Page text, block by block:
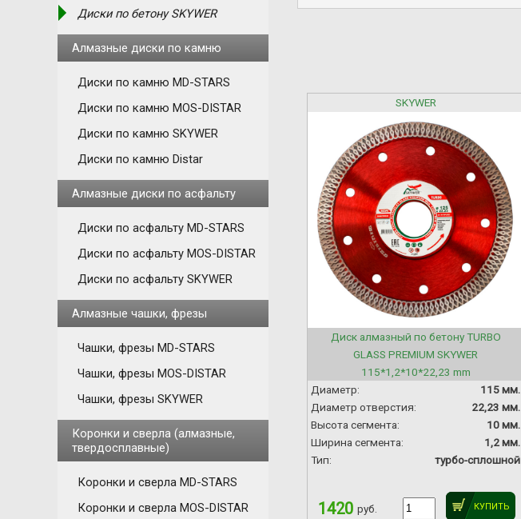
Диски по бетону SKYWER
Алмазные диски по камню
Диски по камню MD-STARS
Диски по камню MOS-DISTAR
Диски по камню SKYWER
Диски по камню Distar
Алмазные диски по асфальту
Диски по асфальту MD-STARS
Диски по асфальту MOS-DISTAR
Диски по асфальту SKYWER
Алмазные чашки, фрезы
Чашки, фрезы MD-STARS
Чашки, фрезы MOS-DISTAR
Чашки, фрезы SKYWER
Коронки и сверла (алмазные,
твердосплавные)
Коронки и сверла MD-STARS
Коронки и сверла MOS-DISTAR
SKYWER
Диск алмазный по бетону TURBO
GLASS PREMIUM SKYWER
115*1,2*10*22,23 mm
Диаметр:
115 мм.
Диаметр отверстия:
22,23 мм.
Высота сегмента:
10 мм.
Ширина сегмента:
1,2 мм.
Тип:
турбо-сплошной
1420 руб. КУПИТЬ